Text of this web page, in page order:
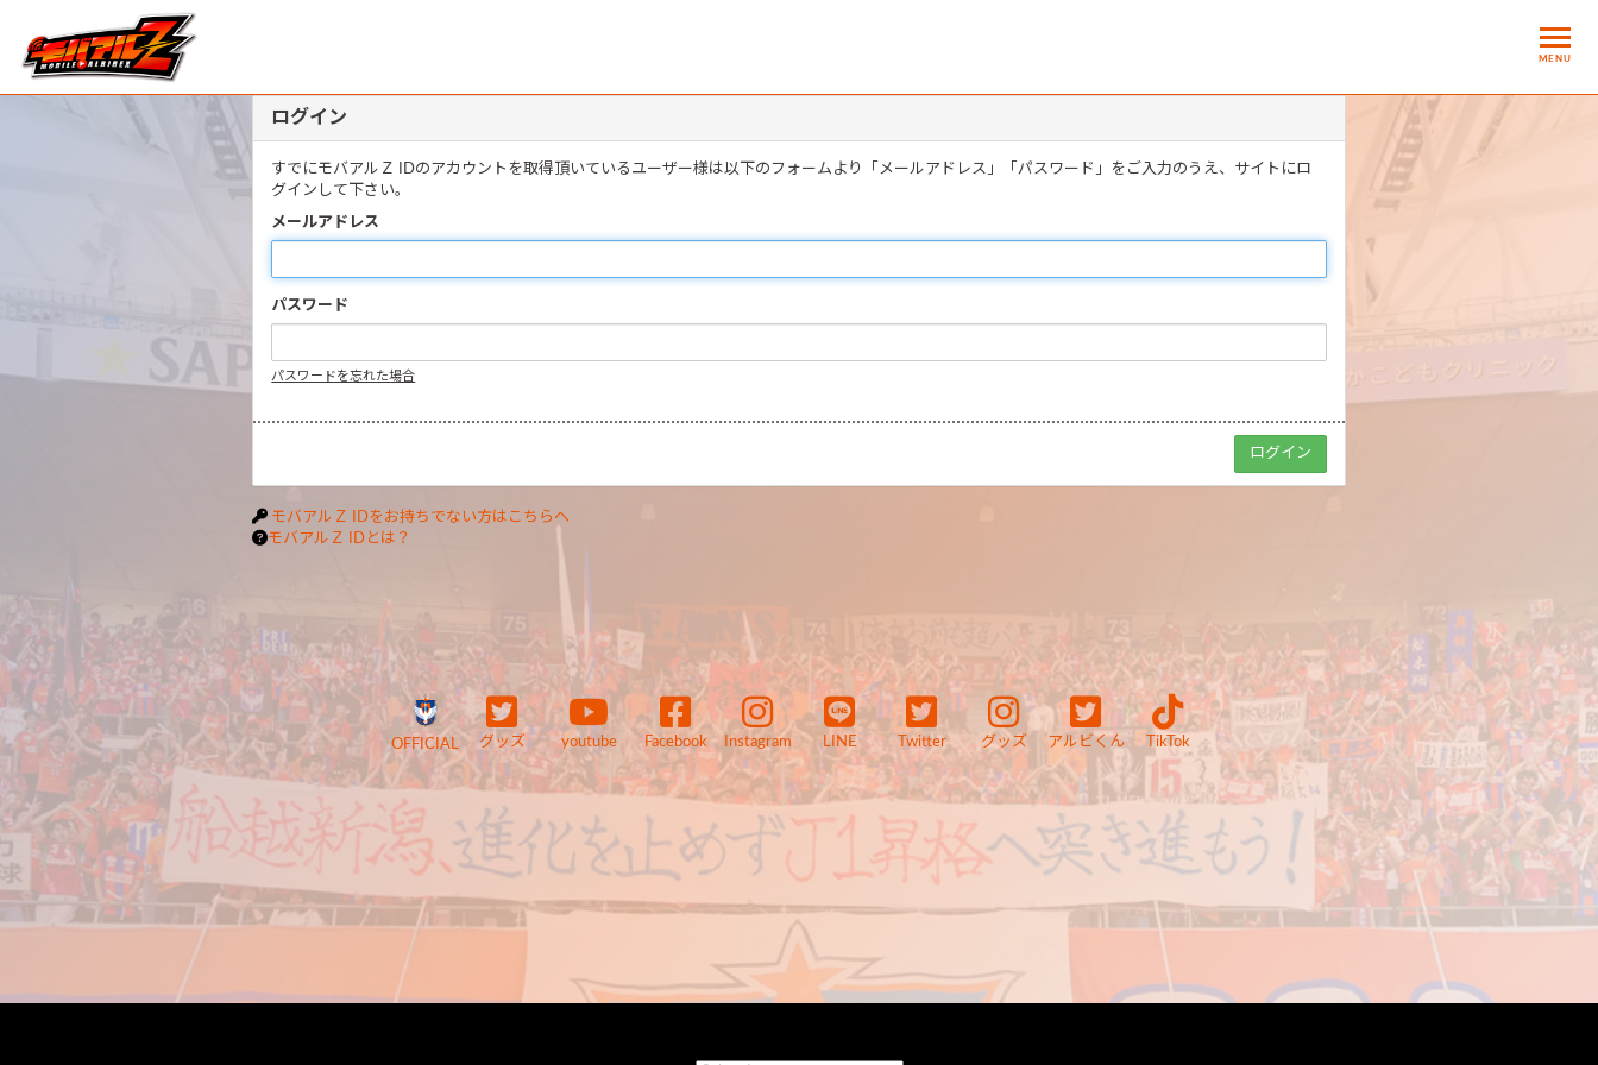
MENU
ログイン
すでにモバアルＺ IDのアカウントを取得頂いているユーザー様は以下のフォームより「メールアドレス」「パスワード」をご入力のうえ、サイトにロ
グインして下さい。
メールアドレス
パスワード
パスワードを忘れた場合
モバアルＺ IDをお持ちでない方はこちらへ
モバアルＺ IDとは？
OFFICIAL グッズ youtube Facebook Instagram LINE Twitter グッズ アルビくん TikTok